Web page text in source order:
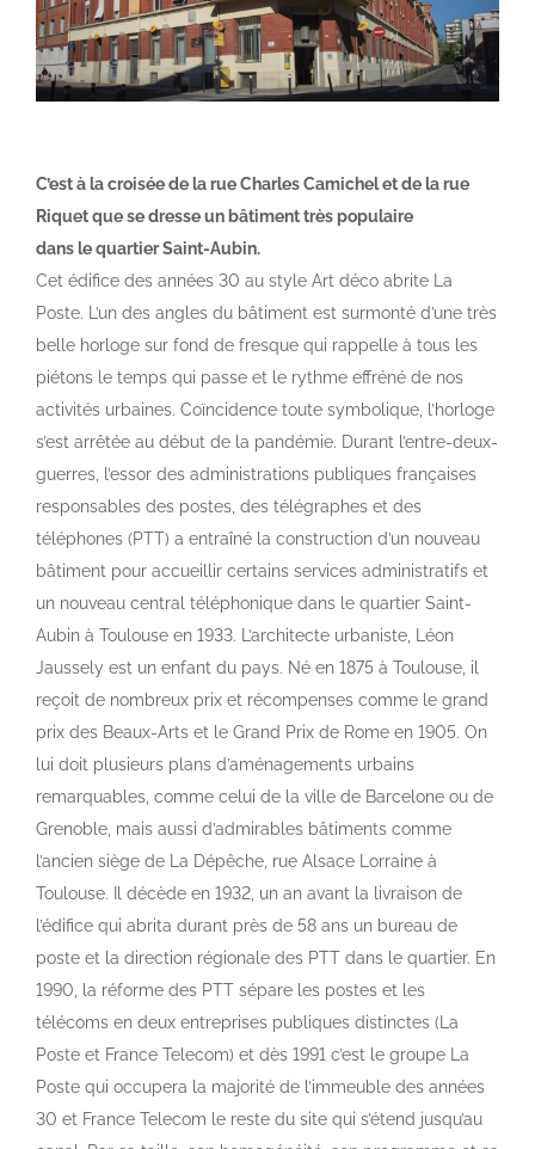
C’est à la croisée de la rue Charles Camichel et de la rue
Riquet que se dresse un bâtiment très populaire
dans le quartier Saint-Aubin.
Cet édifice des années 30 au style Art déco abrite La
Poste. L’un des angles du bâtiment est surmonté d’une très
belle horloge sur fond de fresque qui rappelle à tous les
piétons le temps qui passe et le rythme effréné de nos
activités urbaines. Coïncidence toute symbolique, l’horloge
s’est arrêtée au début de la pandémie. Durant l’entre-deux-
guerres, l’essor des administrations publiques françaises
responsables des postes, des télégraphes et des
téléphones (PTT) a entraîné la construction d’un nouveau
bâtiment pour accueillir certains services administratifs et
un nouveau central téléphonique dans le quartier Saint-
Aubin à Toulouse en 1933. L’architecte urbaniste, Léon
Jaussely est un enfant du pays. Né en 1875 à Toulouse, il
reçoit de nombreux prix et récompenses comme le grand
prix des Beaux-Arts et le Grand Prix de Rome en 1905. On
lui doit plusieurs plans d’aménagements urbains
remarquables, comme celui de la ville de Barcelone ou de
Grenoble, mais aussi d’admirables bâtiments comme
l’ancien siège de La Dépêche, rue Alsace Lorraine à
Toulouse. Il décède en 1932, un an avant la livraison de
l’édifice qui abrita durant près de 58 ans un bureau de
poste et la direction régionale des PTT dans le quartier. En
1990, la réforme des PTT sépare les postes et les
télécoms en deux entreprises publiques distinctes (La
Poste et France Telecom) et dès 1991 c’est le groupe La
Poste qui occupera la majorité de l’immeuble des années
30 et France Telecom le reste du site qui s’étend jusqu’au